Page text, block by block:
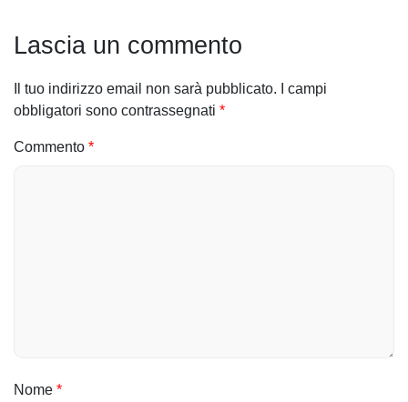
g
z
i
i
Lascia un commento
Il tuo indirizzo email non sarà pubblicato.
I campi
obbligatori sono contrassegnati *
Commento *
Nome *